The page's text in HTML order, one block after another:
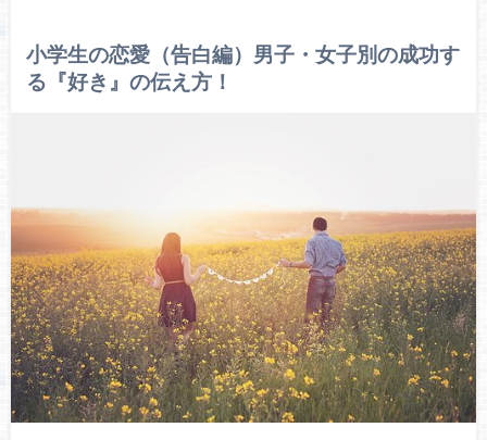
小学生の恋愛（告白編）男子・女子別の成功す
る『好き』の伝え方！